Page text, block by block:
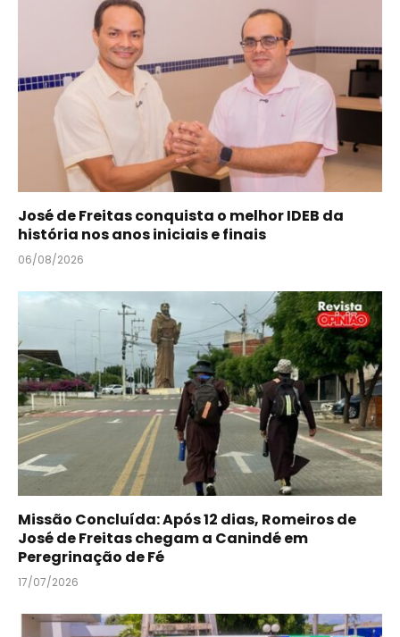
José de Freitas conquista o melhor IDEB da
história nos anos iniciais e finais
06/08/2026
Missão Concluída: Após 12 dias, Romeiros de
José de Freitas chegam a Canindé em
Peregrinação de Fé
17/07/2026